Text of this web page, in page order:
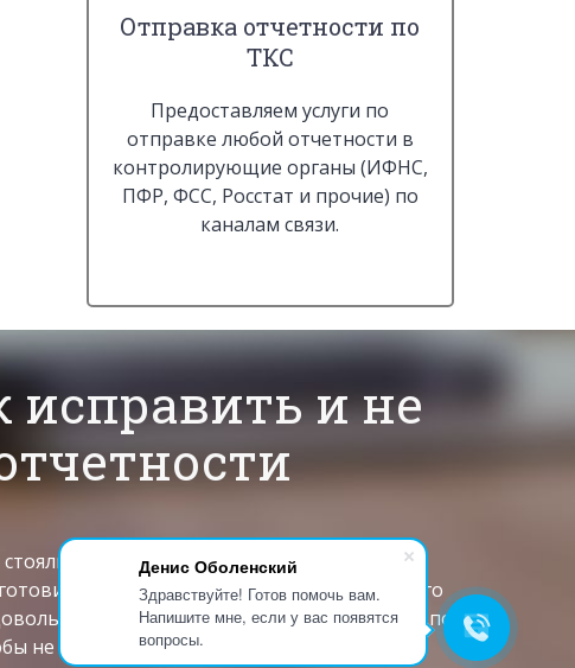
Денис Оболенский
Здравствуйте! Готов помочь вам.
Напишите мне, если у вас появятся
вопросы.
Отправка отчетности по
ТКС
Предоставляем услуги по
отправке любой отчетности в
контролирующие органы (ИФНС,
ПФР, ФСС, Росстат и прочие) по
каналам связи.
и не
в очередях и обсуждали изменения в
дистанционно, а работать из любого
расскажет и проконсультирует по
не получить претензии контролирующих